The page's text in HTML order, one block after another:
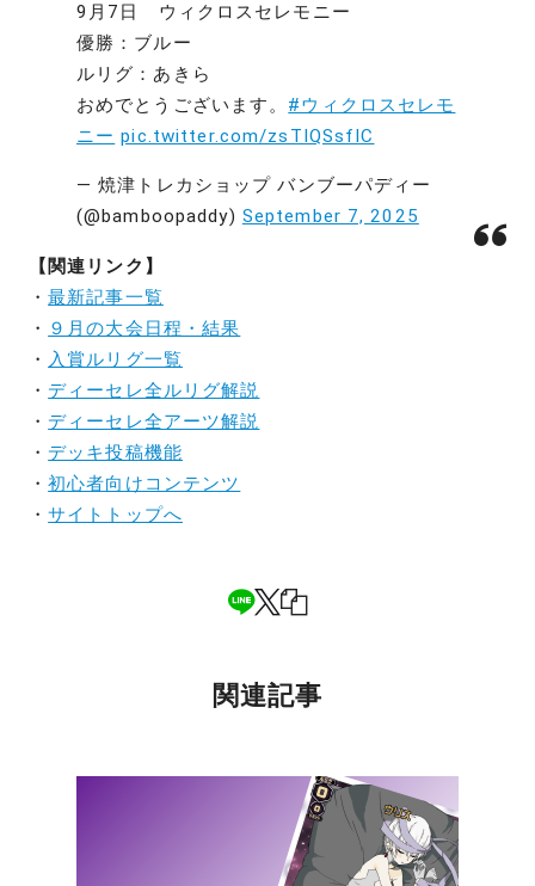
9月7日 ウィクロスセレモニー
優勝：ブルー
ルリグ：あきら
おめでとうございます。 #ウィクロスセレモ
ニー pic.twitter.com/zsTIQSsfIC
— 焼津トレカショップ バンブーパディー
(@bamboopaddy) September 7, 2025
【関連リンク】
・最新記事一覧
・ ９月の大会日程・結果
・ 入賞ルリグ一覧
・ ディーセレ全ルリグ解説
・ ディーセレ全アーツ解説
・ デッキ投稿機能
・初心者向けコンテンツ
・サイトトップへ
関連記事